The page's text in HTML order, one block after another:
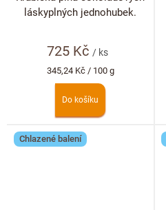
725 Kč / ks
Měrná
cena:
345,24 Kč / 100 g
Do košíku
láskyplných jednohubek.
Chlazené balení